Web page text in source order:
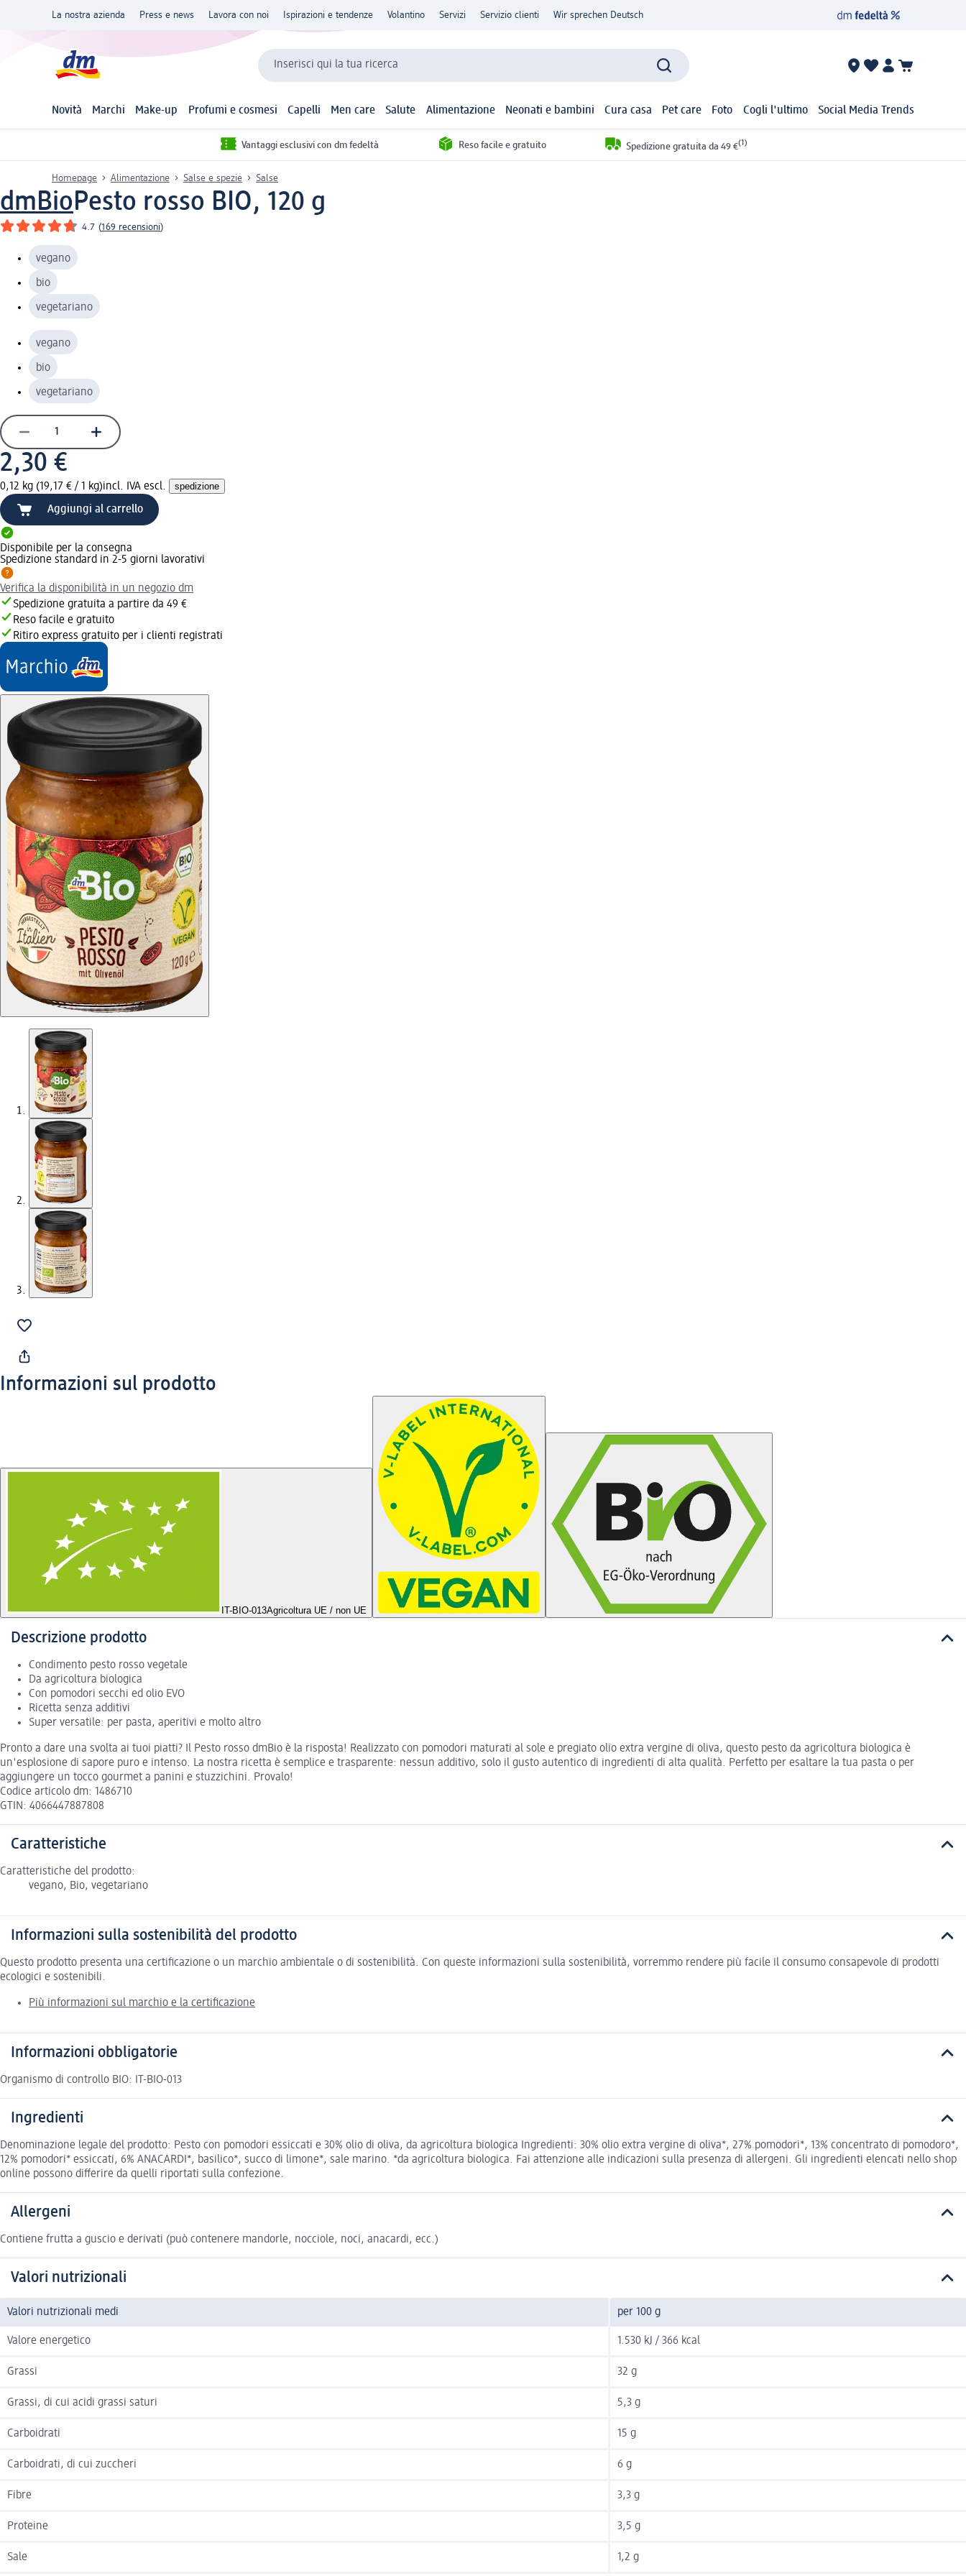
La nostra azienda Press e news Lavora con noi Ispirazioni e tendenze Volantino Servizi Servizio clienti Wir sprechen Deutsch
Inserisci qui la tua ricerca
Novità Marchi Make-up Profumi e cosmesi Capelli Men care Salute Alimentazione Neonati e bambini Cura casa Pet care Foto Cogli l'ultimo Social Media Trends
Vantaggi esclusivi con dm fedeltà Reso facile e gratuito Spedizione gratuita da 49 €(1)
Homepage Alimentazione Salse e spezie Salse
dmBioPesto rosso BIO, 120 g
4.7 (169 recensioni)
vegano
bio
vegetariano
vegano
bio
vegetariano
2,30 €
0,12 kg (19,17 € / 1 kg)incl. IVA escl. spedizione
Aggiungi al carrello
Disponibile per la consegna
Spedizione standard in 2-5 giorni lavorativi
Verifica la disponibilità in un negozio dm
Spedizione gratuita a partire da 49 €
Reso facile e gratuito
Ritiro express gratuito per i clienti registrati
Informazioni sul prodotto
IT-BIO-013Agricoltura UE / non UE
Descrizione prodotto
Condimento pesto rosso vegetale
Da agricoltura biologica
Con pomodori secchi ed olio EVO
Ricetta senza additivi
Super versatile: per pasta, aperitivi e molto altro
Pronto a dare una svolta ai tuoi piatti? Il Pesto rosso dmBio è la risposta! Realizzato con pomodori maturati al sole e pregiato olio extra vergine di oliva, questo pesto da agricoltura biologica è
un'esplosione di sapore puro e intenso. La nostra ricetta è semplice e trasparente: nessun additivo, solo il gusto autentico di ingredienti di alta qualità. Perfetto per esaltare la tua pasta o per
aggiungere un tocco gourmet a panini e stuzzichini. Provalo!
Codice articolo dm: 1486710
GTIN: 4066447887808
Caratteristiche
Caratteristiche del prodotto:
vegano, Bio, vegetariano
Informazioni sulla sostenibilità del prodotto
Questo prodotto presenta una certificazione o un marchio ambientale o di sostenibilità. Con queste informazioni sulla sostenibilità, vorremmo rendere più facile il consumo consapevole di prodotti
ecologici e sostenibili.
Più informazioni sul marchio e la certificazione
Informazioni obbligatorie
Organismo di controllo BIO: IT-BIO-013
Ingredienti
Denominazione legale del prodotto: Pesto con pomodori essiccati e 30% olio di oliva, da agricoltura biologica Ingredienti: 30% olio extra vergine di oliva*, 27% pomodori*, 13% concentrato di pomodoro*,
12% pomodori* essiccati, 6% ANACARDI*, basilico*, succo di limone*, sale marino. *da agricoltura biologica. Fai attenzione alle indicazioni sulla presenza di allergeni. Gli ingredienti elencati nello shop
online possono differire da quelli riportati sulla confezione.
Allergeni
Contiene frutta a guscio e derivati (può contenere mandorle, nocciole, noci, anacardi, ecc.)
Valori nutrizionali
Valori nutrizionali medi per 100 g
Valore energetico 1.530 kJ / 366 kcal
Grassi 32 g
Grassi, di cui acidi grassi saturi 5,3 g
Carboidrati 15 g
Carboidrati, di cui zuccheri 6 g
Fibre 3,3 g
Proteine 3,5 g
Sale 1,2 g